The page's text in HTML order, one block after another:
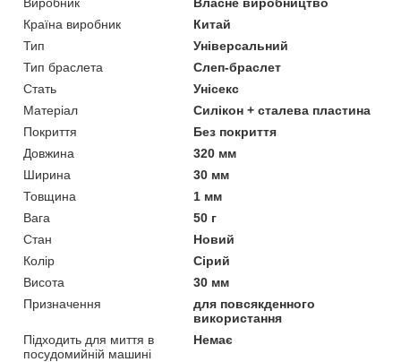
Країна виробник
Китай
Тип
Універсальний
Тип браслета
Слеп-браслет
Стать
Унісекс
Матеріал
Силікон + сталева пластина
Покриття
Без покриття
Довжина
320 мм
Ширина
30 мм
Товщина
1 мм
Вага
50 г
Стан
Новий
Колір
Сірий
Висота
30 мм
Призначення
для повсякденного
використання
Підходить для миття в
посудомийній машині
Немає